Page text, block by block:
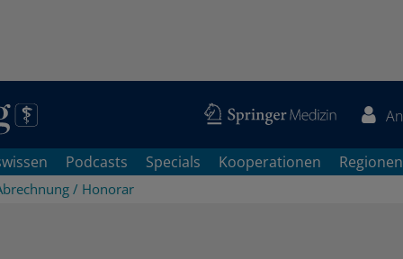
Podcasts Specials Kooperationen Regionen
/ Honorar